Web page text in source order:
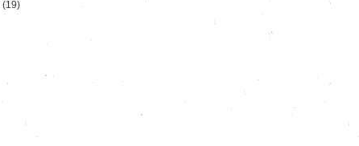
(19)